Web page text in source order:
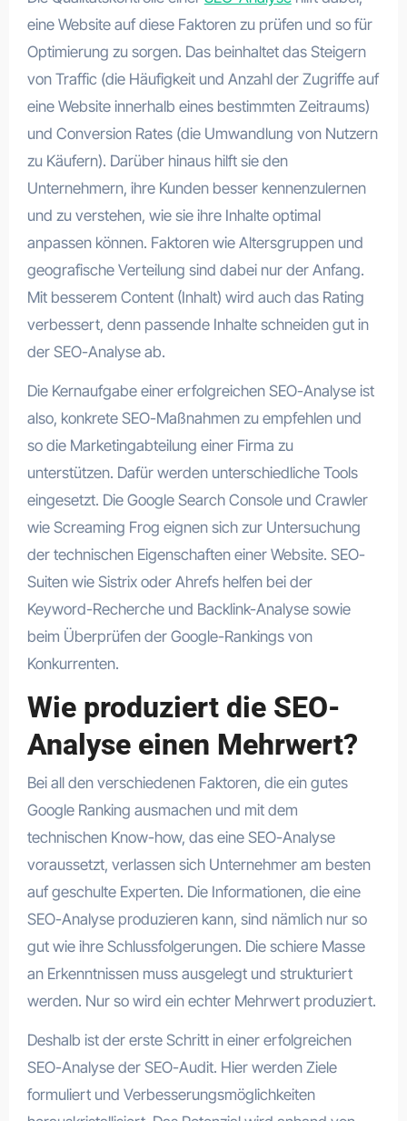
eine Website auf diese Faktoren zu prüfen und so für
Optimierung zu sorgen. Das beinhaltet das Steigern
von Traffic (die Häufigkeit und Anzahl der Zugriffe auf
eine Website innerhalb eines bestimmten Zeitraums)
und Conversion Rates (die Umwandlung von Nutzern
zu Käufern). Darüber hinaus hilft sie den
Unternehmern, ihre Kunden besser kennenzulernen
und zu verstehen, wie sie ihre Inhalte optimal
anpassen können. Faktoren wie Altersgruppen und
geografische Verteilung sind dabei nur der Anfang.
Mit besserem Content (Inhalt) wird auch das Rating
verbessert, denn passende Inhalte schneiden gut in
der SEO-Analyse ab.
Die Kernaufgabe einer erfolgreichen SEO-Analyse ist
also, konkrete SEO-Maßnahmen zu empfehlen und
so die Marketingabteilung einer Firma zu
unterstützen. Dafür werden unterschiedliche Tools
eingesetzt. Die Google Search Console und Crawler
wie Screaming Frog eignen sich zur Untersuchung
der technischen Eigenschaften einer Website. SEO-
Suiten wie Sistrix oder Ahrefs helfen bei der
Keyword-Recherche und Backlink-Analyse sowie
beim Überprüfen der Google-Rankings von
Konkurrenten.
Wie produziert die SEO-
Analyse einen Mehrwert?
Bei all den verschiedenen Faktoren, die ein gutes
Google Ranking ausmachen und mit dem
technischen Know-how, das eine SEO-Analyse
voraussetzt, verlassen sich Unternehmer am besten
auf geschulte Experten. Die Informationen, die eine
SEO-Analyse produzieren kann, sind nämlich nur so
gut wie ihre Schlussfolgerungen. Die schiere Masse
an Erkenntnissen muss ausgelegt und strukturiert
werden. Nur so wird ein echter Mehrwert produziert.
Deshalb ist der erste Schritt in einer erfolgreichen
SEO-Analyse der SEO-Audit. Hier werden Ziele
formuliert und Verbesserungsmöglichkeiten